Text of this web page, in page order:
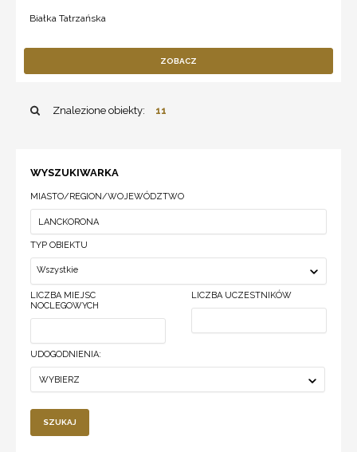
Białka Tatrzańska
ZOBACZ
Znalezione obiekty: 11
WYSZUKIWARKA
MIASTO/REGION/WOJEWÓDZTWO
TYP OBIEKTU
Wszystkie
LICZBA MIEJSC
NOCLEGOWYCH
LICZBA UCZESTNIKÓW
UDOGODNIENIA:
WYBIERZ
SZUKAJ